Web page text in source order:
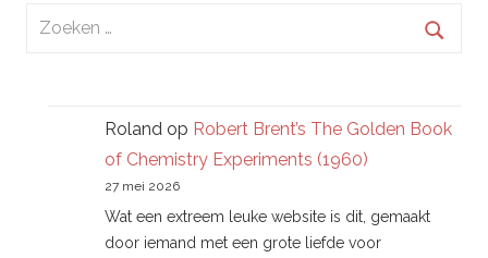
Zoeken
Roland op Robert Brent’s The Golden Book
of Chemistry Experiments (1960)
27 mei 2026
Wat een extreem leuke website is dit, gemaakt
door iemand met een grote liefde voor